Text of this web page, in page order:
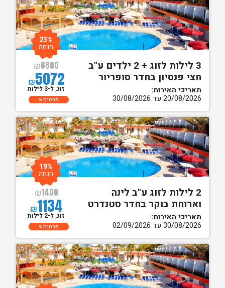
3 לילות לזוג + 2 ילדים ע"ב
חצי פנסיון בחדר סופריור
תאריכי האירוח:
20/08/2026 עד 30/08/2026
₪6600
₪5072
23%
הנחה
זוג, ל-3 לילות
פרטים
2 לילות לזוג ע"ב לינה
וארוחת בוקר בחדר סטנדרט
תאריכי האירוח:
30/08/2026 עד 02/09/2026
₪1400
₪1134
19%
הנחה
זוג, ל-2 לילות
פרטים